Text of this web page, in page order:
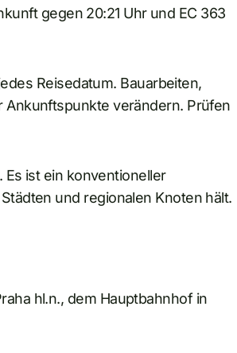
gegen 20:21 Uhr und EC 363
Reisedatum. Bauarbeiten,
verändern. Prüfen
ist ein konventioneller
und regionalen Knoten hält.
hl.n., dem Hauptbahnhof in